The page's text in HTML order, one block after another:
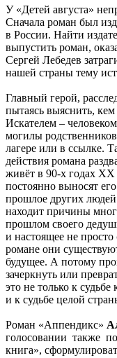
У «Детей августа»
Сначала роман был
в России. Найти
выпустить роман,
Сергей Лебедев
нашей страны тему
Главный герой,
пытаясь выяснить,
Искателем –
могилы
лагере или в ссылке.
действия романа
живёт в 90-х годах ХХ
постоянно выносят
прошлое других
находит причины
прошлом своего
и настоящее не
романе они
будущее. А потому
зачеркнуть или
это не только к судьбе
и к судьбе целой
Роман «Аппендикс»
голосовании также
книга»,